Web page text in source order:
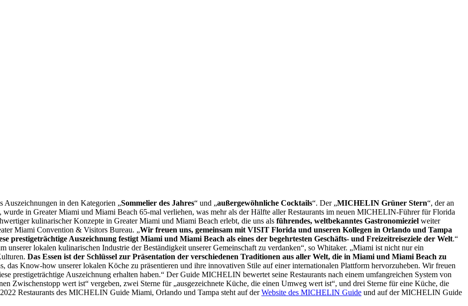
Auszeichnungen in den Kategorien „Sommelier des Jahres“ und „außergewöhnliche Cocktails“. Der „MICHELIN Grüner Stern“, der an
in Greater Miami und Miami Beach 65-mal verliehen, was mehr als der Hälfte aller Restaurants im neuen MICHELIN-Führer für Florida
kulinarischer Konzepte in Greater Miami und Miami Beach erlebt, die uns als führendes, weltbekanntes Gastronomieziel weiter
Miami Convention & Visitors Bureau. „Wir freuen uns, gemeinsam mit VISIT Florida und unseren Kollegen in Orlando und Tampa
Auszeichnung festigt Miami und Miami Beach als eines der begehrtesten Geschäfts- und Freizeitreiseziele der Welt.“
unserer lokalen kulinarischen Industrie der Beständigkeit unserer Gemeinschaft zu verdanken“, so Whitaker. „Miami ist nicht nur ein
Das Essen ist der Schlüssel zur Präsentation der verschiedenen Traditionen aus aller Welt, die in Miami und Miami Beach zu
Know-how unserer lokalen Köche zu präsentieren und ihre innovativen Stile auf einer internationalen Plattform hervorzuheben. Wir freuen
prestigeträchtige Auszeichnung erhalten haben.“ Der Guide MICHELIN bewertet seine Restaurants nach einem umfangreichen System von
Zwischenstopp wert ist“ vergeben, zwei Sterne für „ausgezeichnete Küche, die einen Umweg wert ist“, und drei Sterne für eine Küche, die
Restaurants des MICHELIN Guide Miami, Orlando und Tampa steht auf derWebsite des MICHELIN Guide und auf der MICHELIN Guide